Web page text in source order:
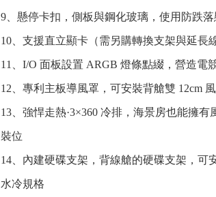
9、懸停卡扣，側板與鋼化玻璃，使用防跌
10、支援直立顯卡（需另購轉換支架與延長
11、I/O 面板設置 ARGB 燈條點綴，營造電
12、專利主板導風罩，可安裝背艙雙 12cm
13、強悍走熱·3×360 冷排，海景房也能擁
裝位
14、內建硬碟支架，背線艙的硬碟支架，可
水冷規格